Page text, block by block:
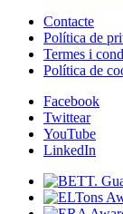
Contacte
Política de
Termes i
Política de
Facebook
Twittear
YouTube
LinkedIn